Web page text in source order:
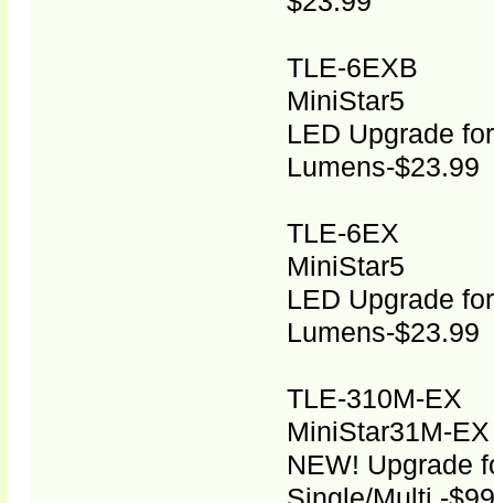
TLE-6EXB
MiniStar5
LED Upgrade
Lumens-$23.99
TLE-6EX
MiniStar5
LED Upgrade
Lumens-$23.99
TLE-310M-EX
MiniStar31M-EX
NEW! Upgrade